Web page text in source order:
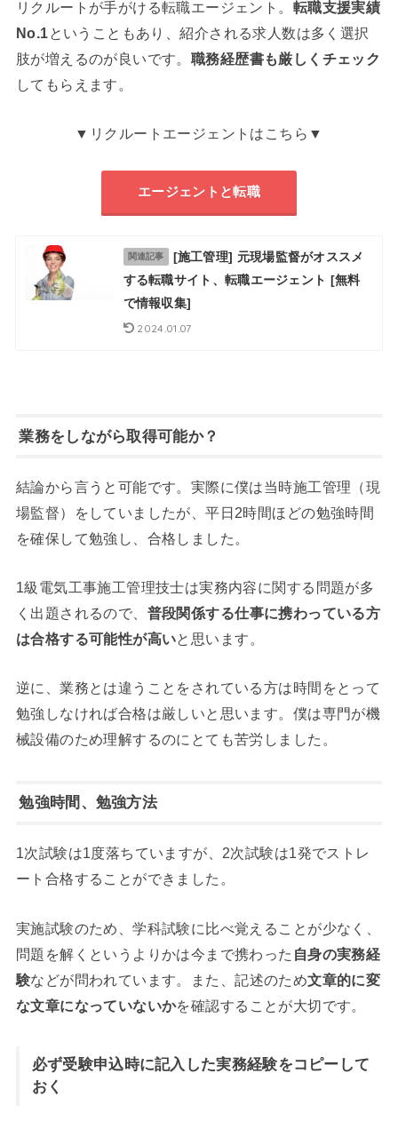
リクルートが手がける転職エージェント。 転職支援実績
No.1ということもあり、紹介される求人数は多く選択
肢が増えるのが良いです。 職務経歴書も厳しくチェック
してもらえます。
▼リクルートエージェントはこちら▼
エージェントと転職
関連記事
[施工管理] 元現場監督がオススメ
する転職サイト、転職エージェント [無料
で情報収集]
2024.01.07
業務をしながら取得可能か？
結論から言うと可能です。実際に僕は当時施工管理（現
場監督）をしていましたが、平日2時間ほどの勉強時間
を確保して勉強し、合格しました。
1級電気工事施工管理技士は実務内容に関する問題が多
く出題されるので、 普段関係する仕事に携わっている方
は合格する可能性が高いと思います。
逆に、業務とは違うことをされている方は時間をとって
勉強しなければ合格は厳しいと思います。僕は専門が機
械設備のため理解するのにとても苦労しました。
勉強時間、勉強方法
1次試験は1度落ちていますが、2次試験は1発でストレ
ート合格することができました。
実施試験のため、学科試験に比べ覚えることが少なく、
問題を解くというよりかは今まで携わった 自身の実務経
験などが問われています。また、記述のため文章的に変
な文章になっていないかを確認することが大切です。
必ず受験申込時に記入した実務経験をコピーして
おく